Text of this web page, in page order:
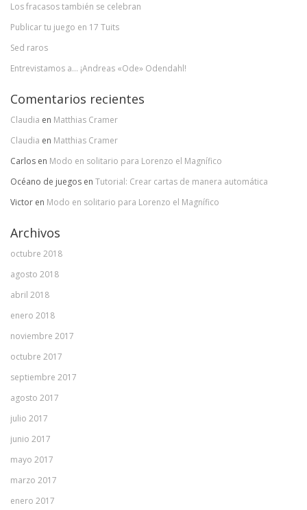
Los fracasos también se celebran
Publicar tu juego en 17 Tuits
Sed raros
Entrevistamos a… ¡Andreas «Ode» Odendahl!
Comentarios recientes
Claudia en Matthias Cramer
Claudia en Matthias Cramer
Carlos en Modo en solitario para Lorenzo el Magnífico
Océano de juegos en Tutorial: Crear cartas de manera automática
Victor en Modo en solitario para Lorenzo el Magnífico
Archivos
octubre 2018
agosto 2018
abril 2018
enero 2018
noviembre 2017
octubre 2017
septiembre 2017
agosto 2017
julio 2017
junio 2017
mayo 2017
marzo 2017
enero 2017